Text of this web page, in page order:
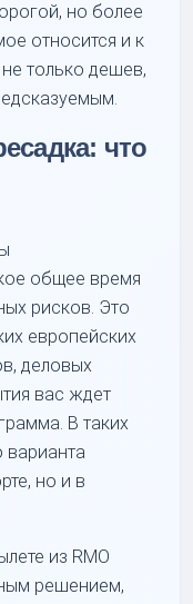
но более
относится и к
только дешев,
что
общее время
рисков. Это
европейских
деловых
вас ждет
В таких
варианта
но и в
из RMO
решением,